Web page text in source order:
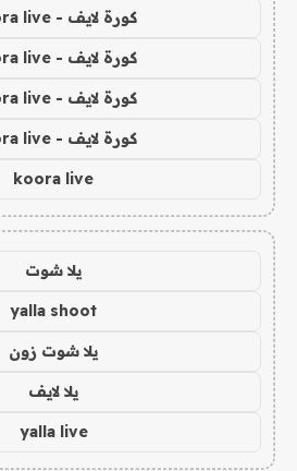
كورة لايف - koora live
كورة لايف - koora live
كورة لايف - koora live
كورة لايف - koora live
koora live
يلا شوت
yalla shoot
يلا شوت زون
يلا لايف
yalla live